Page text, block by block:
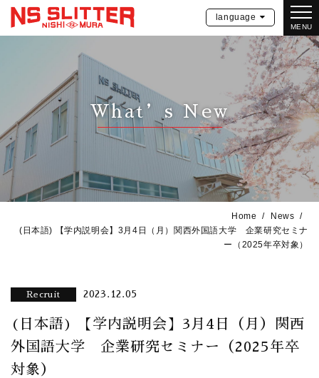
MENU
language
What’s New
Home
News
(日本語) 【学内説明会】3月4日（月）関西外国語大学 企業研究セミナ
ー（2025年卒対象）
Recruit 2023.12.05
(日本語) 【学内説明会】3月4日（月）関西
外国語大学 企業研究セミナー（2025年卒
対象）